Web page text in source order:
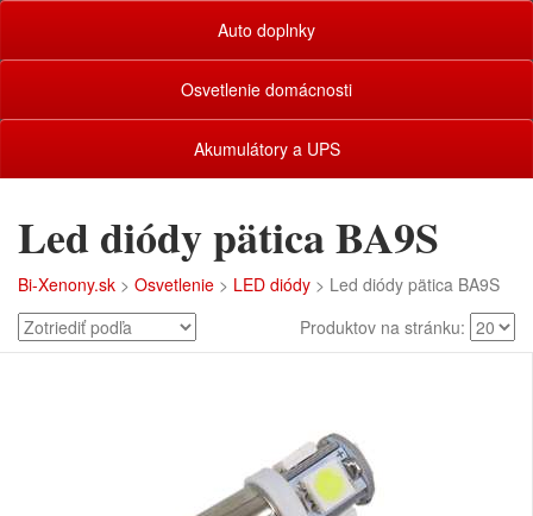
Auto doplnky
Osvetlenie domácnosti
Akumulátory a UPS
Led diódy pätica BA9S
Bi-Xenony.sk > Osvetlenie > LED diódy > Led diódy pätica BA9S
Produktov na stránku: